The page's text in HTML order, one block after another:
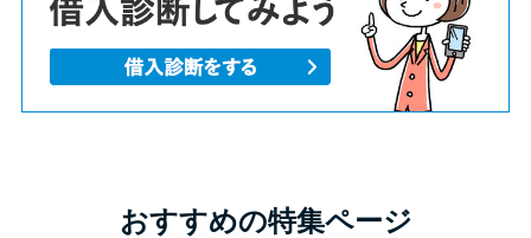
おすすめの特集ページ